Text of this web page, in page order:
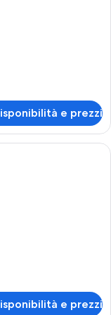
e prezzi
moderna con un
e prezzi